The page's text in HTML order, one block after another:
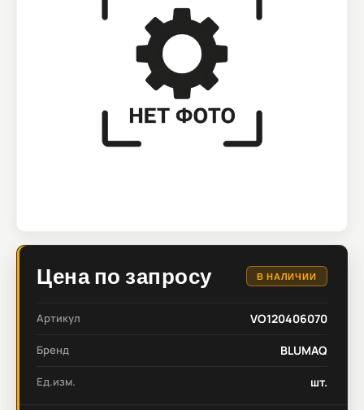
Цена по запросу В НАЛИЧИИ
Артикул VO120406070
Бренд BLUMAQ
Ед.изм. шт.